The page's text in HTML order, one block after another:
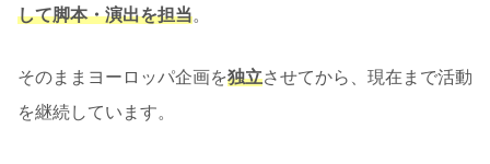
して脚本・演出を担当。
そのままヨーロッパ企画を独立させてから、現在まで活動
を継続しています。